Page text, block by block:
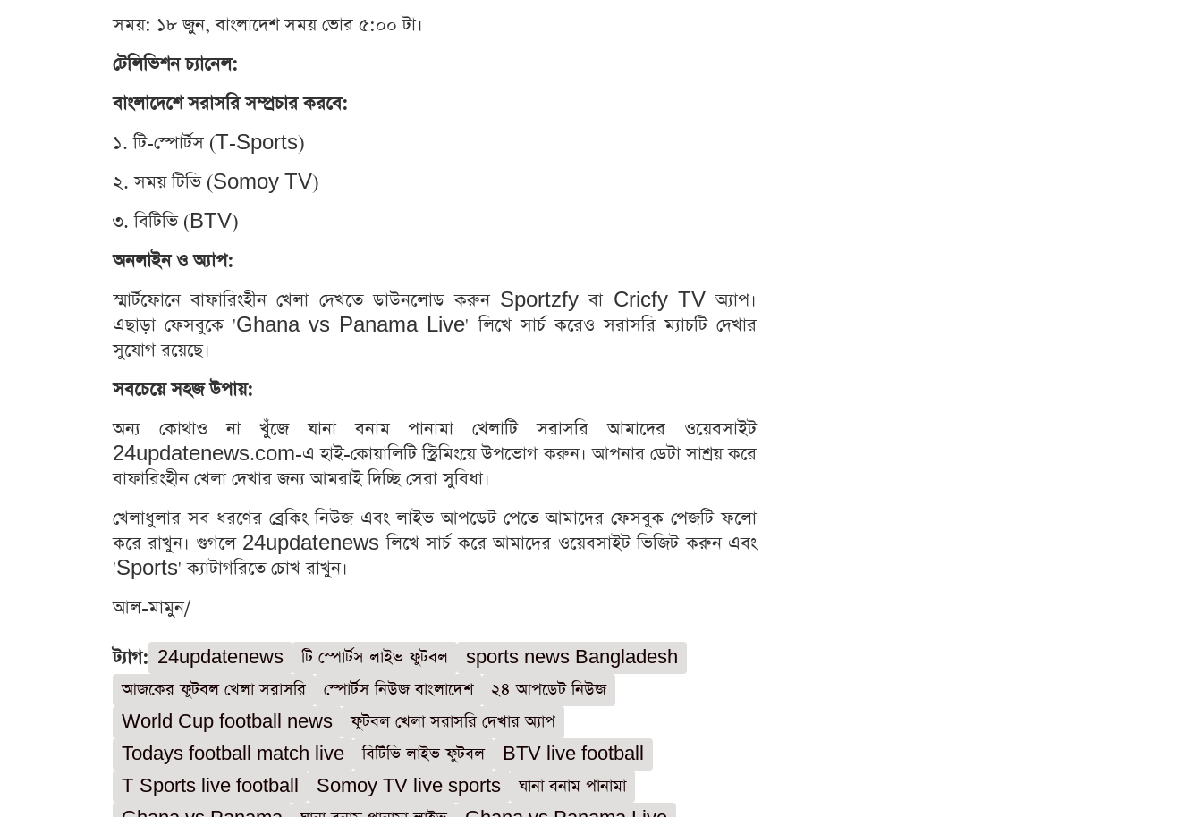
সময়: ১৮ জুন, বাংলাদেশ সময় ভোর ৫:০০ টা।
টেলিভিশন চ্যানেল:
বাংলাদেশে সরাসরি সম্প্রচার করবে:
১. টি-স্পোর্টস (T-Sports)
২. সময় টিভি (Somoy TV)
৩. বিটিভি (BTV)
অনলাইন ও অ্যাপ:
স্মার্টফোনে বাফারিংহীন খেলা দেখতে ডাউনলোড করুন Sportzfy বা Cricfy TV অ্যাপ।
এছাড়া ফেসবুকে 'Ghana vs Panama Live' লিখে সার্চ করেও সরাসরি ম্যাচটি দেখার
সুযোগ রয়েছে।
সবচেয়ে সহজ উপায়:
অন্য কোথাও না খুঁজে ঘানা বনাম পানামা খেলাটি সরাসরি আমাদের ওয়েবসাইট
24updatenews.com-এ হাই-কোয়ালিটি স্ট্রিমিংয়ে উপভোগ করুন। আপনার ডেটা সাশ্রয় করে
বাফারিংহীন খেলা দেখার জন্য আমরাই দিচ্ছি সেরা সুবিধা।
খেলাধুলার সব ধরণের ব্রেকিং নিউজ এবং লাইভ আপডেট পেতে আমাদের ফেসবুক পেজটি ফলো
করে রাখুন। গুগলে 24updatenews লিখে সার্চ করে আমাদের ওয়েবসাইট ভিজিট করুন এবং
'Sports' ক্যাটাগরিতে চোখ রাখুন।
আল-মামুন/
ট্যাগ: 24updatenews টি স্পোর্টস লাইভ ফুটবল
sports news Bangladesh
আজকের ফুটবল খেলা সরাসরি
স্পোর্টস নিউজ বাংলাদেশ
২৪ আপডেট নিউজ
World Cup football news
ফুটবল খেলা সরাসরি দেখার অ্যাপ
Todays football match live
বিটিভি লাইভ ফুটবল
BTV live football
T-Sports live football
Somoy TV live sports
ঘানা বনাম পানামা